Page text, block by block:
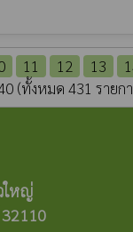
11 12 13
(ทั้งหมด 431 รายก
ใหญ่